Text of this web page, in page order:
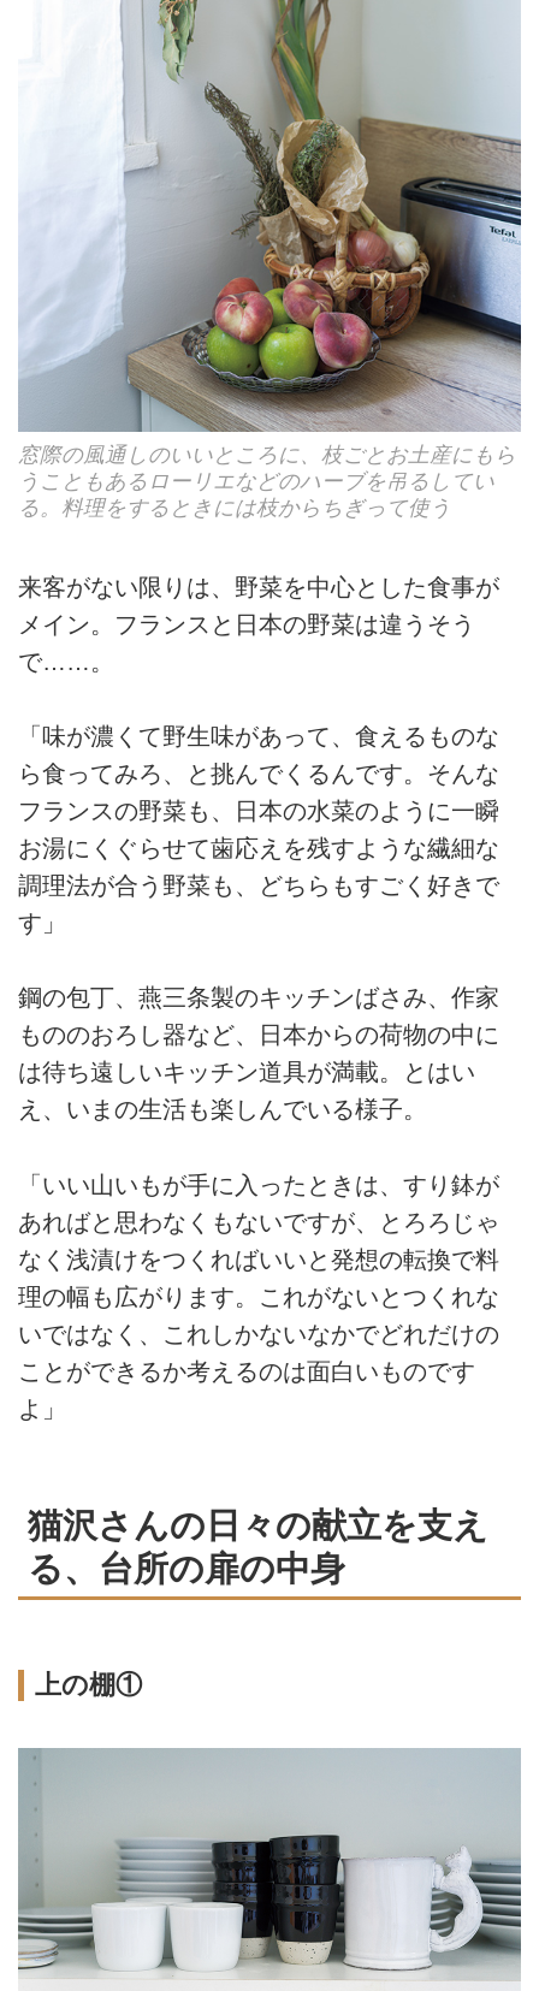
窓際の風通しのいいところに、枝ごとお土産にもら
うこともあるローリエなどのハーブを吊るしてい
る。料理をするときには枝からちぎって使う
来客がない限りは、野菜を中心とした食事が
メイン。フランスと日本の野菜は違うそう
で……。
「味が濃くて野生味があって、食えるものな
ら食ってみろ、と挑んでくるんです。そんな
フランスの野菜も、日本の水菜のように一瞬
お湯にくぐらせて歯応えを残すような繊細な
調理法が合う野菜も、どちらもすごく好きで
す」
鋼の包丁、燕三条製のキッチンばさみ、作家
もののおろし器など、日本からの荷物の中に
は待ち遠しいキッチン道具が満載。とはい
え、いまの生活も楽しんでいる様子。
「いい山いもが手に入ったときは、すり鉢が
あればと思わなくもないですが、とろろじゃ
なく浅漬けをつくればいいと発想の転換で料
理の幅も広がります。これがないとつくれな
いではなく、これしかないなかでどれだけの
ことができるか考えるのは面白いものです
よ」
猫沢さんの日々の献立を支え
る、台所の扉の中身
上の棚①